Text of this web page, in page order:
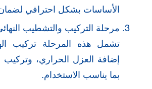
الأساسات بشكل احترافي لضمان
مرحلة التركيب والتشطيب
تشمل هذه المرحلة تركيب
إضافة العزل الحراري، وتركيب
بما يناسب الاستخدام.